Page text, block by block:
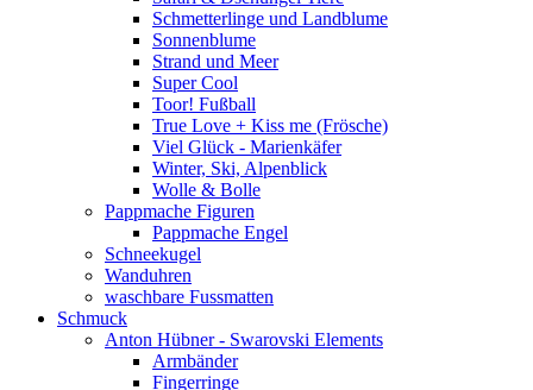
Schmetterlinge und Landblume
Sonnenblume
Strand und Meer
Super Cool
Toor! Fußball
True Love + Kiss me (Frösche)
Viel Glück - Marienkäfer
Winter, Ski, Alpenblick
Wolle & Bolle
Pappmache Figuren
Pappmache Engel
Schneekugel
Wanduhren
waschbare Fussmatten
Schmuck
Anton Hübner - Swarovski Elements
Armbänder
Fingerringe